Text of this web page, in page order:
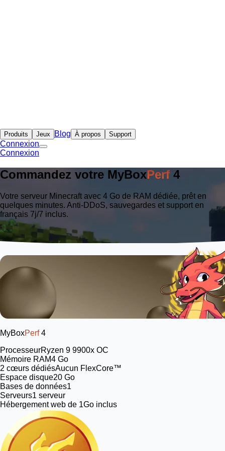
Produits Jeux Blog À propos Support
Connexion
Connexion
Commandez votre MyBoxPerf 4
Votre serveur Minecraft avec 4 Go de RAM dédiée, prêt en
quelques minutes. Anti-DDoS, sauvegardes et support en
français 7j/7 inclus.
MyBoxPerf4
ProcesseurRyzen 9 9900x OC
Mémoire RAM4 Go
2 cœurs dédiésAucun FlexCore™
Espace disque20 Go
Bases de données1
Serveurs1 serveur
Hébergement web de 1Go inclus